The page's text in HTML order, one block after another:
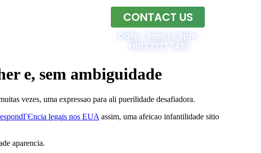
CONTACT US
Daily - 9am to 9pm
+603 2727 7481
e, sem ambiguidade
vezes, uma expressao para ali puerilidade desafiadora.
legais nos EUA assim, uma afeicao infantilidade sitio
aparencia.